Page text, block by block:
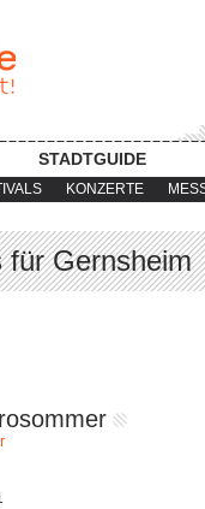
KONZERTE
STADTGUIDE
für Gernsheim